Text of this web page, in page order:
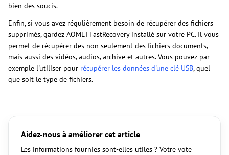
bien des soucis.
Enfin, si vous avez régulièrement besoin de récupérer des fichiers
supprimés, gardez AOMEI FastRecovery installé sur votre PC. Il vous
permet de récupérer des non seulement des fichiers documents,
mais aussi des vidéos, audios, archive et autres. Vous pouvez par
exemple l'utiliser pour récupérer les données d'une clé USB, quel
que soit le type de fichiers.
Aidez-nous à améliorer cet article
Les informations fournies sont-elles utiles ? Votre vote